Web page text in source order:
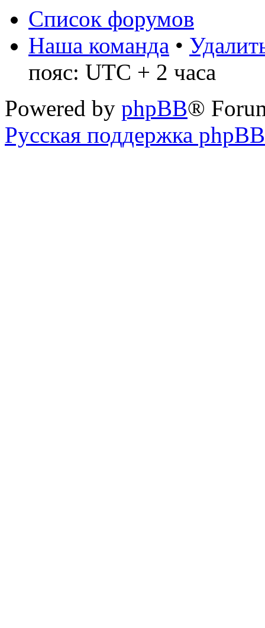
Список форумов
Наша команда •
пояс: UTC + 2 часа
Powered by phpBB®
Русская поддержка phpBB